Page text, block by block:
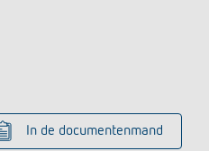
In de documentenmand